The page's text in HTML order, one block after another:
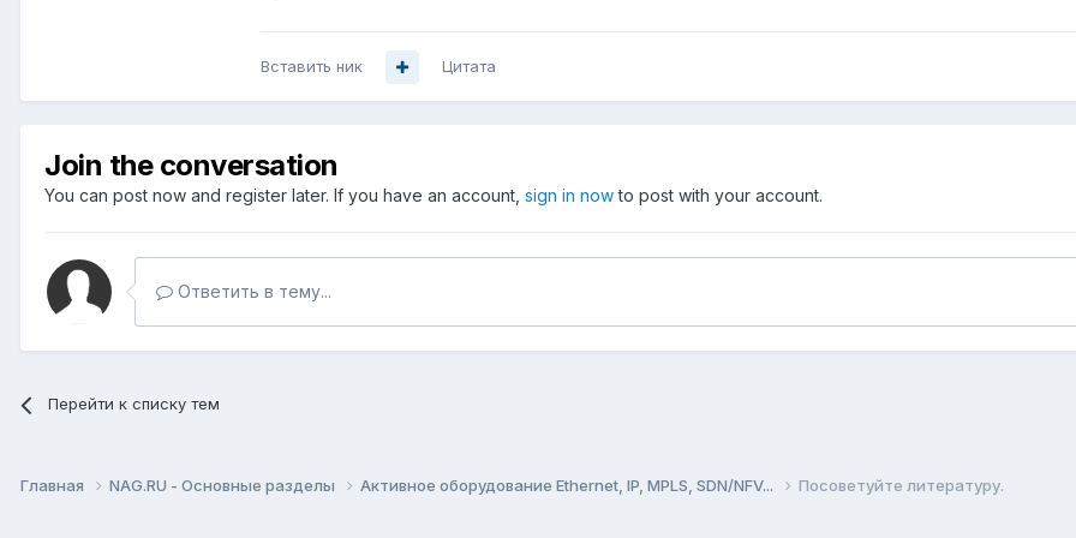
Вставить ник Цитата
Join the conversation
You can post now and register later. If you have an account, sign in nowto post with your account.
Ответить в тему...
Перейти к списку тем
Главная NAG.RU - Основные разделы Активное оборудование Ethernet, IP, MPLS, SDN/NFV... Посоветуйте литературу.